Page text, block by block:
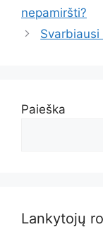
nepamiršti?
Paieška
Lankytojų